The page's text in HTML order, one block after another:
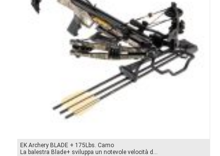
EK Archery BLADE + 175Lbs. Camo
La balestra Blade+ sviluppa un notevole velocità d...